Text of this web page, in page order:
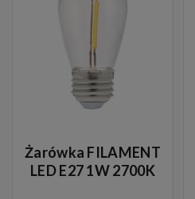
Żarówka FILAMENT
LED E27 1W 2700K